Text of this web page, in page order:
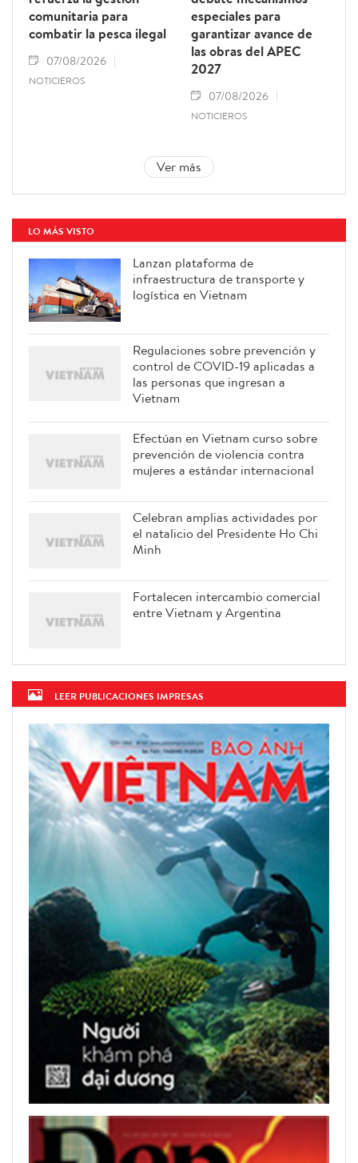
comunitaria para
combatir la pesca ilegal
07/08/2026
NOTICIEROS
especiales para
garantizar avance de
las obras del APEC
2027
07/08/2026
NOTICIEROS
Ver más
LO MÁS VISTO
Lanzan plataforma de
infraestructura de transporte y
logística en Vietnam
Regulaciones sobre prevención y
control de COVID-19 aplicadas a
las personas que ingresan a
Vietnam
Efectúan en Vietnam curso sobre
prevención de violencia contra
mujeres a estándar internacional
Celebran amplias actividades por
el natalicio del Presidente Ho Chi
Minh
Fortalecen intercambio comercial
entre Vietnam y Argentina
LEER PUBLICACIONES IMPRESAS